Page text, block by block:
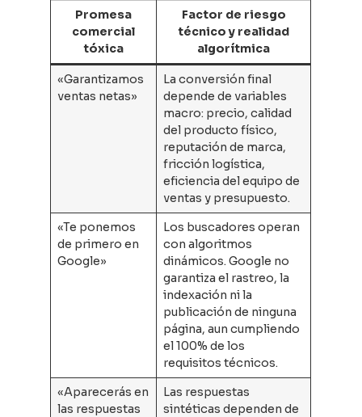
Promesa
comercial
tóxica
Factor de riesgo
técnico y realidad
algorítmica
«Garantizamos
ventas netas»
La conversión final
depende de variables
macro: precio, calidad
del producto físico,
reputación de marca,
fricción logística,
eficiencia del equipo de
ventas y presupuesto.
«Te ponemos
de primero en
Google»
Los buscadores operan
con algoritmos
dinámicos. Google no
garantiza el rastreo, la
indexación ni la
publicación de ninguna
página, aun cumpliendo
el 100% de los
requisitos técnicos.
«Aparecerás en
las respuestas
Las respuestas
sintéticas dependen de